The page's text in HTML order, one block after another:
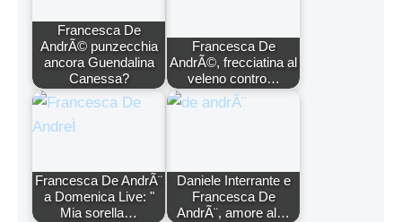
Francesca De
AndrÃ© punzecchia
ancora Guendalina
Canessa?
Francesca De
AndrÃ©, frecciatina al
veleno contro…
Francesca De AndrÃ¨
a Domenica Live: "
Mia sorella…
Daniele Interrante e
Francesca De
AndrÃ¨, amore al…